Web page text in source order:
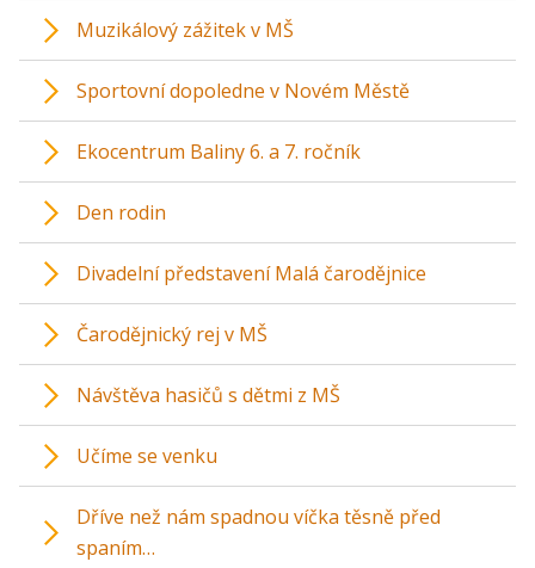
Muzikálový zážitek v MŠ
Sportovní dopoledne v Novém Městě
Ekocentrum Baliny 6. a 7. ročník
Den rodin
Divadelní představení Malá čarodějnice
Čarodějnický rej v MŠ
Návštěva hasičů s dětmi z MŠ
Učíme se venku
Dříve než nám spadnou víčka těsně před
spaním…